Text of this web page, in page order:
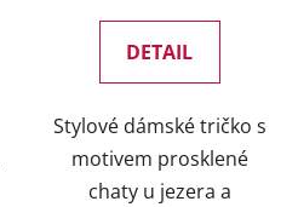
DETAIL
Stylové dámské tričko s
motivem prosklené
chaty u jezera a